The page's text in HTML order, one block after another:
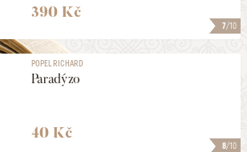
7/10
390 Kč
8/10
POPEL RICHARD
Paradýzo
40 Kč